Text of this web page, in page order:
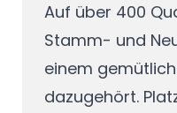
Auf über 400
Stamm- und
einem
dazugehört.